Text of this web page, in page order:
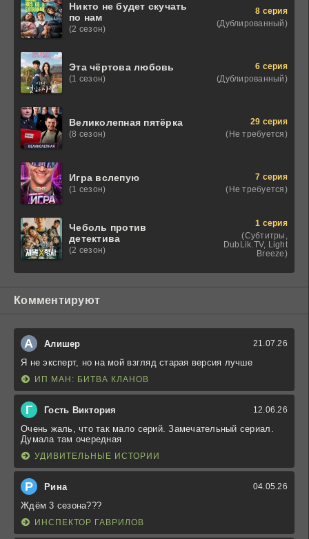
Никто не будет скучать
по нам
(2 сезон)
8 серия
(Дублированный)
Эта чёртова любовь
(1 сезон)
6 серия
(Дублированный)
Великолепная пятёрка
(8 сезон)
29 серия
(Не требуется)
Игра вслепую
(1 сезон)
7 серия
(Не требуется)
Чеболь против
детектива
(2 сезон)
1 серия
(Субтитры,
DubLik.TV, Light
Breeze)
Комментируют
А Алишер 21.07.26
Я не эксперт, но на мой взгляд старая версия лучше
ИП МАН: БИТВА КЛАНОВ
Г Гость Виктория 12.06.26
Очень жаль, что так мало серий. Замечательный сериал.
Думала там очередная
УДИВИТЕЛЬНЫЕ ИСТОРИИ
Р Рина 04.05.26
Ждём 3 сезона???
ИНСПЕКТОР ГАВРИЛОВ